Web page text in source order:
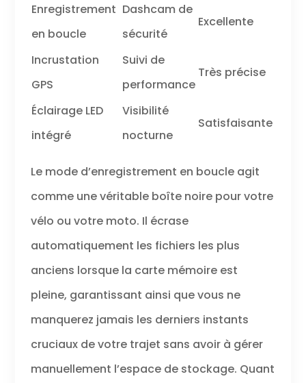
Enregistrement
en boucle
Dashcam de
sécurité
Excellente
Incrustation
GPS
Suivi de
performance
Très précise
Éclairage LED
intégré
Visibilité
nocturne
Satisfaisante
Le mode d’enregistrement en boucle agit
comme une véritable boîte noire pour votre
vélo ou votre moto. Il écrase
automatiquement les fichiers les plus
anciens lorsque la carte mémoire est
pleine, garantissant ainsi que vous ne
manquerez jamais les derniers instants
cruciaux de votre trajet sans avoir à gérer
manuellement l’espace de stockage. Quant